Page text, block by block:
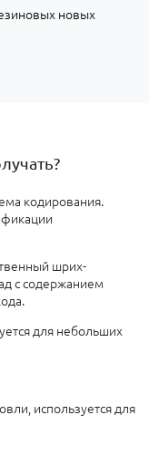
новых
кодирования.
шрих-
с содержанием
для небольших
используется для